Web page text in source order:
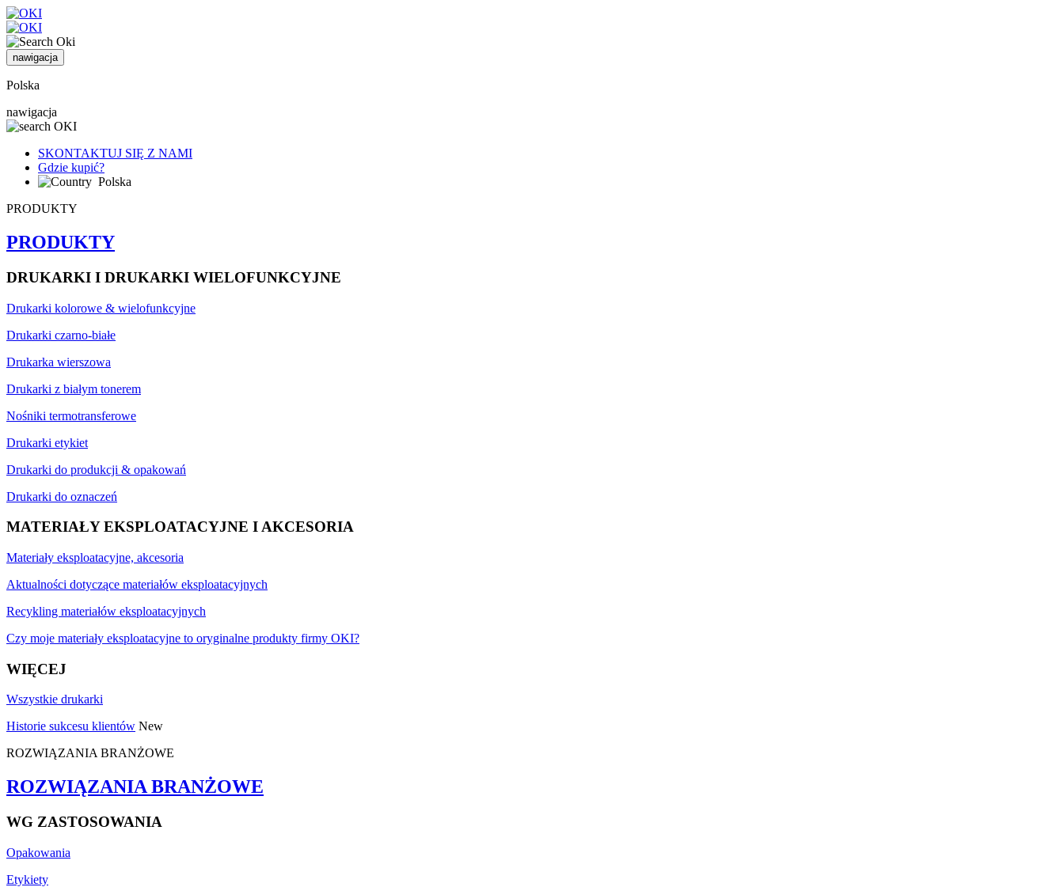
nawigacja
Polska
nawigacja
SKONTAKTUJ SIĘ Z NAMI
Gdzie kupić?
Polska
PRODUKTY
PRODUKTY
DRUKARKI I DRUKARKI WIELOFUNKCYJNE
Drukarki kolorowe & wielofunkcyjne
Drukarki czarno-białe
Drukarka wierszowa
Drukarki z białym tonerem
Nośniki termotransferowe
Drukarki etykiet
Drukarki do produkcji & opakowań
Drukarki do oznaczeń
MATERIAŁY EKSPLOATACYJNE I AKCESORIA
Materiały eksploatacyjne, akcesoria
Aktualności dotyczące materiałów eksploatacyjnych
Recykling materiałów eksploatacyjnych
Czy moje materiały eksploatacyjne to oryginalne produkty firmy OKI?
WIĘCEJ
Wszystkie drukarki
Historie sukcesu klientów New
ROZWIĄZANIA BRANŻOWE
ROZWIĄZANIA BRANŻOWE
WG ZASTOSOWANIA
Opakowania
Etykiety